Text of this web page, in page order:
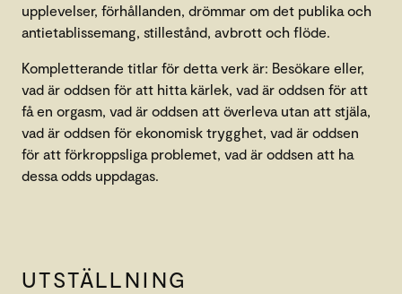
upplevelser, förhållanden, drömmar om det publika och
antietablissemang, stillestånd, avbrott och flöde.
Kompletterande titlar för detta verk är: Besökare eller,
vad är oddsen för att hitta kärlek, vad är oddsen för att
få en orgasm, vad är oddsen att överleva utan att stjäla,
vad är oddsen för ekonomisk trygghet, vad är oddsen
för att förkroppsliga problemet, vad är oddsen att ha
dessa odds uppdagas.
UTSTÄLLNING